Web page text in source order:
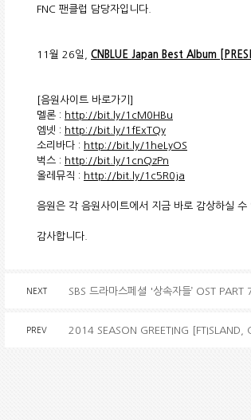
FNC 팬클럽 담당자입니다.
11월 26일, CNBLUE Japan Best Album
[음원사이트 바로가기]
멜론 : http://bit.ly/1cM0HBu
엠넷 : http://bit.ly/1fExTQy
소리바다 : http://bit.ly/1heLyOS
벅스 : http://bit.ly/1cnQzPn
올레뮤직 : http://bit.ly/1c5R0ja
음원은 각 음원사이트에서 지금 바로 감상하실
감사합니다.
NEXT SBS 드라마스페셜 '상속자들’ OST
PREV 2014 SEASON GREETING [FTISLAND,